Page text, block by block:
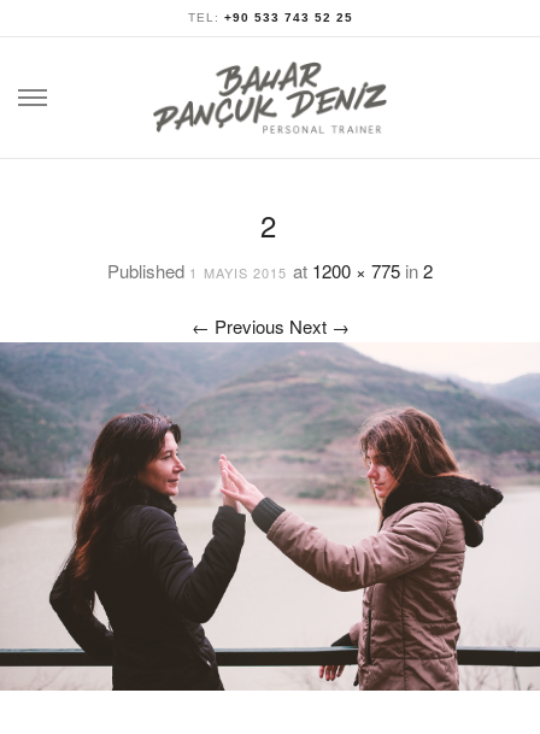
TEL: +90 533 743 52 25
2
Published 1 MAYIS 2015 at 1200 × 775in2
← Previous Next →